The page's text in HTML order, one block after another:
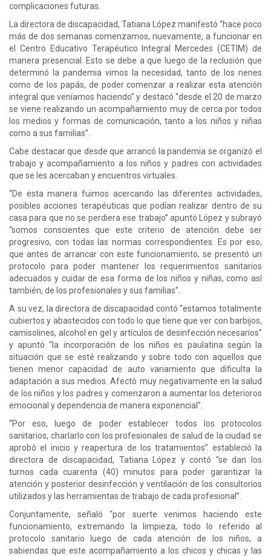
complicaciones futuras.
La directora de discapacidad, Tatiana López manifestó “hace poco
más de dos semanas comenzamos, nuevamente, a funcionar en
el Centro Educativo Terapéutico Integral Mercedes (CETIM) de
manera presencial. Esto se debe a que luego de la reclusión que
determinó la pandemia vimos la necesidad, tanto de los nenes
como de los papás, de poder comenzar a realizar esta atención
integral que veníamos haciendo” y destacó “desde el 20 de marzo
se viene realizando un acompañamiento muy de cerca por todos
los medios y formas de comunicación, tanto a los niños y niñas
como a sus familias”.
Cabe destacar que desde que arrancó la pandemia se organizó el
trabajo y acompañamiento a los niños y padres con actividades
que se les acercaban y encuentros virtuales.
“De esta manera fuimos acercando las diferentes actividades,
posibles acciones terapéuticas que podían realizar dentro de su
casa para que no se perdiera ese trabajo” apuntó López y subrayó
“somos conscientes que este criterio de atención debe ser
progresivo, con todas las normas correspondientes. Es por eso,
que antes de arrancar con este funcionamiento, se presentó un
protocolo para poder mantener los requerimientos sanitarios
adecuados y cuidar de esa forma de los niños y niñas, como así
también, de los profesionales y sus familias”.
A su vez, la directora de discapacidad contó “estamos totalmente
cubiertos y abastecidos con todo lo que tiene que ver con barbijos,
camisolines, alcohol en gel y artículos de desinfección necesarios”
y apuntó “la incorporación de los niños es paulatina según la
situación que se esté realizando y sobre todo con aquellos que
tienen menor capacidad de auto variamiento que dificulta la
adaptación a sus medios. Afectó muy negativamente en la salud
de los niños y los padres y comenzaron a aumentar los deterioros
emocional y dependencia de manera exponencial”.
“Por eso, luego de poder establecer todos los protocolos
sanitarios, charlarlo con los profesionales de salud de la ciudad se
aprobó el inicio y reapertura de los tratamientos” estableció la
directora de discapacidad, Tatiana López y contó “se dan los
turnos cada cuarenta (40) minutos para poder garantizar la
atención y posterior desinfección y ventilación de los consultorios
utilizados y las herramientas de trabajo de cada profesional”.
Conjuntamente, señaló “por suerte venimos haciendo este
funcionamiento, extremando la limpieza, todo lo referido al
protocolo sanitario luego de cada atención de los niños, a
sabiendas que este acompañamiento a los chicos y chicas y las